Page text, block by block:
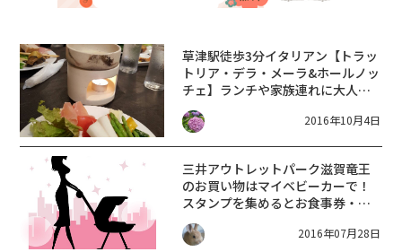
草津駅徒歩3分イタリアン【トラッ
トリア・デラ・メーラ&ホールノッ
チェ】ランチや家族連れに大人
気！！
2016年10月4日
三井アウトレットパーク滋賀竜王
のお買い物はマイベビーカーで！
スタンプを集めるとお食事券・お
買物券などがもらえます！
2016年07月28日